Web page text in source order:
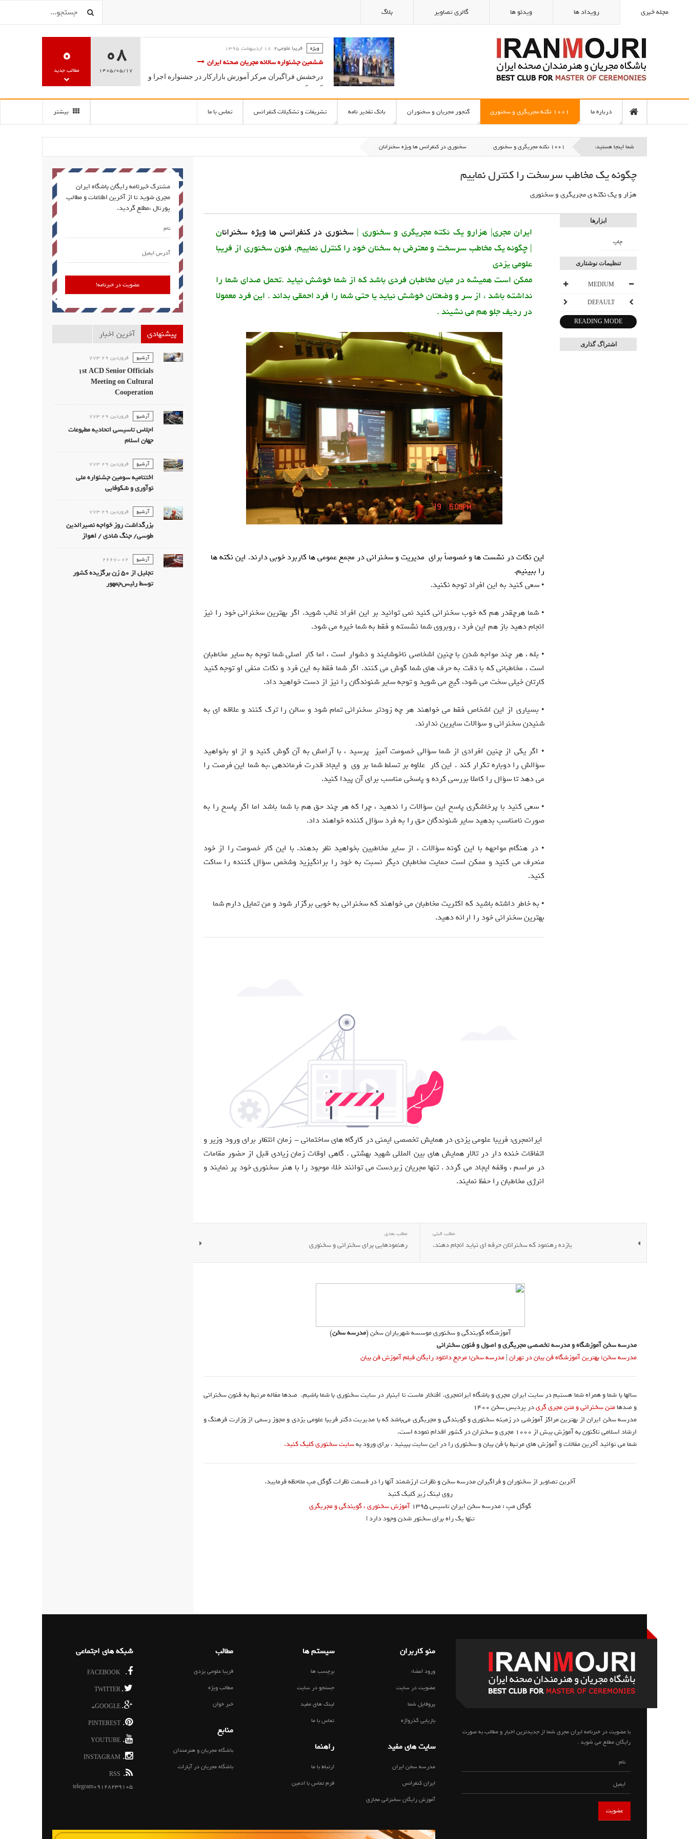
مجله خبری رویداد ها ویدئو ها گالری تصاویر بلاگ
ویژه فریبا علومی2 18 ارديبهشت 1395
ششمین جشنواره سالانه مجریان صحنه ایران
درخشش فراگیران مرکز آموزش بازارکار در جشنواره اجرا و
گویندگی
08
1405/05/17
0
مطالب جدید
درباره ما 1001 نکته مجریگری و سخنوری گنجور مجریان و سخنوران بانک تقدیر نامه تشریفات و تشکیلات کنفرانس تماس با ما بیشتر
شما اینجا هستید: 1001 نکته مجریگری و سخنوری سخنوری در کنفرانس ها ويژه سخنرانان
چگونه یک مخاطب سرسخت را کنترل نماییم
هزار و یک نكته ي مجريگري و سخنوري
ابزارها
چاپ
تنظیمات نوشتاری
MEDIUM
DEFAULT
READING MODE
اشتراگ گذاری
ایران مجری| هزارو یک نکته مجریگری و سخنوری |سخنوری در کنفرانس ها ويژه سخنرانان
| چگونه یک مخاطب سرسخت و معترض به سخنان خود را کنترل نماییم. فنون سخنوری از فریبا
علومی یزدی
ممکن است همیشه در میان مخاطبان فردی باشد که از شما خوشش نیاید .تحمل صدای شما را
نداشته باشد ، از سر و وضعتان خوشش نیاید یا حتی شما را فرد احمقی بداند . این فرد معمولا
در ردیف جلو هم می نشیند .
این نکات در نشست ها و خصوصاً برای مدیریت و سخنرانی در مجمع عمومی ها کاربرد خوبی دارند. این نکته ها
را ببینیم.
• سعی کنید به این افراد توجه نکنید.
• شما هرچقدر هم که خوب سخنرانی کنید نمی توانید بر این افراد غالب شوید. اگر بهترین سخنرانی خود را نیز
انجام دهید باز هم این فرد ، روبروی شما نشسته و فقط به شما خیره می شود.
• بله ، هر چند مواجه شدن با چنین اشخاصی ناخوشایند و دشوار است ، اما کار اصلی شما توجه به سایر مخاطبان
است ، مخاطبانی که با دقت به حرف های شما گوش می کنند. اگر شما فقط به این فرد و نکات منفی او توجه کنید
کارتان خیلی سخت می شود، گیج می شوید و توجه سایر شنوندگان را نیز از دست خواهید داد.
• بسیاری از این اشخاص فقط می خواهند هر چه زودتر سخنرانی تمام شود و سالن را ترک کنند و علاقه ای به
شنیدن سخنرانی و سؤالات سایرین ندارند.
• اگر یکی از چنین افرادی از شما سؤالی خصومت آمیز پرسید ، با آرامش به آن گوش کنید و از او بخواهید
سؤالش را دوباره تکرار کند . این کار علاوه بر تسلط شما بر وی و ایجاد قدرت فرماندهی ،به شما این فرصت را
می دهد تا سؤال را کاملا بررسی کرده و پاسخی مناسب برای آن پیدا کنید.
• سعی کنید با پرخاشگری پاسخ این سؤالات را ندهید ، چرا که هر چند حق هم با شما باشد اما اگر پاسخ را به
صورت نامناسب بدهید سایر شنوندگان حق را به فرد سؤال کننده خواهند داد.
• در هنگام مواجهه با این گونه سؤالات ، از سایر مخاطبین بخواهید نظر بدهند. با این کار خصومت را از خود
منحرف می کنید و ممکن است حمایت مخاطبان دیگر نسبت به خود را برانگیزید وشخص سؤال کننده را ساکت
کنید.
• به خاطر داشته باشید که اکثریت مخاطبان می خواهند که سخنرانی به خوبی برگزار شود و من تمایل دارم شما
بهترین سخنرانی خود را ارائه دهید.
ایرانمجری: فریبا علومی یزدی در همایش تخصصی ایمنی در کارگاه های ساختمانی - زمان انتظار برای ورود وزیر و
اتفاقات خنده دار در تالار همایش های بین المللی شهید بهشتی . گاهی اوقات زمان زیادی قبل از حضور مقامات
در مراسم ، وقفه ایجاد می گردد . تنها مجریان زبردست می توانند خلاء موجود را با هنر سخنوری خود پر نمایند و
انرژی مخاطبان را حفظ نمایند.
مطلب قبلی
یازده رهنمود که سخنرانان حرفه ای نباید انجام دهند.
مطلب بعدی
رهنمودهایی‌ برای‌ سخنرانی‌ و سخنوری‌
آموزشگاه گویندگی و سخنوری موسسه شهریاران سخن (مدرسه سخن)
مدرسه سخن آموزشگاه و مدرسه تخصصی مجریگری و اصول و فنون سخنرانی
مدرسه سخن؛ بهترین آموزشگاه فن بیان در تهران|مدرسه سخن؛ مرجع دانلود رایگان فیلم آموزش فن بیان
سالها با شما و همراه شما هستیم در سایت ایران مجری و باشگاه ایرانمجری. افتخار ماست تا اینبار در سایت سخنوری با شما باشیم. صدها مقاله مرتبط به فنون سخنرانی
و صدهامتن سخنرانی و متن مجری گریدر پردیس سخن 1400
مدرسه سخن ایران از بهترین مراکز آموزشی در زمینه سخنوری و گویندگی و مجریگری می‌باشد که با مدیریت دکتر فریبا علومی یزدی و مجوز رسمی از وزارت فرهنگ و
ارشاد اسلامی تاکنون به آموزش بیش از ۱۰۰۰ مجری و سخنران در کشور اقدام نموده است.
شما می توانید آخرین مقالات و آموزش های مرتبط با فن بیان و سخنوری را در این سایت ببینید . برای ورود بهسایت سخنوری کلیک کنید.
آخرین تصاویر از سخنوران و فراگیران مدرسه سخن و نظرات ارزشمند آنها را در قسمت نظرات گوگل مپ ملاحظه فرمایید.
روی لینک زیر کلیک کنید
گوگل مپ : مدرسه سخن ایران تاسیس ۱۳۹۵
آموزش سخنوری ، گویندگی و مجریگری
تنها یک راه برای سخنور شدن وجود دارد !
مشترک خبرنامه رایگان باشگاه ایران
مجری شوید تا از آخرین اطلاعات و مطالب
پورتال ،مطلع گردید.
پیشنهادی آخرین اخبار
آرشیو فروردين 29 773
1st ACD Senior Officials
Meeting on Cultural
Cooperation
آرشیو فروردين 29 773
اجلاس تاسیسی اتحادیه مطبوعات
جهان اسلام
آرشیو فروردين 29 773
اختتامیه سومین جشنواره ملی
نوآوری و شکوفایی
آرشیو فروردين 29 773
بزرگداشت روز خواجه نصیرالدین
طوسی/ جنگ شادی / اهواز
آرشیو 02 -2667
تجليل از 50 زن برگزيده كشور
توسط رئیس‌جمهور
با عضویت در خبرنامه ایران مجری شما از جدیدترین اخبار و مطالب به صورت
رایگان مطلع می شوید .
منو کاربران
ورود اعضاء
عضویت در سایت
پروفایل شما
بازیابی گذرواژه
سایت های مفید
مدرسه سخن ایران
ایران کنفرانس
آموزش رایگان سخنرانی مجازی
سیستم ها
برچسب ها
جستجو در سایت
لینک های مفید
تماس با ما
راهنما
ارتباط با ما
فرم تماس با ادمین
مطالب
فریبا علومی یزدی
مطالب ویژه
خبر خوان
منابع
باشگاه مجریان و هنرمندان
باشگاه مجریان در آپارات
شبکه های اجتماعی
.
FACEBOOK
.
TWITTER
.
GOOGLE+
.
PINTEREST
.
YOUTUBE
.
INSTAGRAM
.
RSS
telegram09128239105